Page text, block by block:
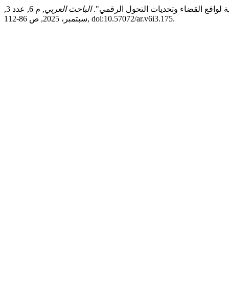
لواقع القضاء وتحديات التحول الرقمي".الباحث العربي
, م 6, عدد 3,
سبتمبر، 2025, ص 86-112, doi:10.57072/ar.v6i3.175.